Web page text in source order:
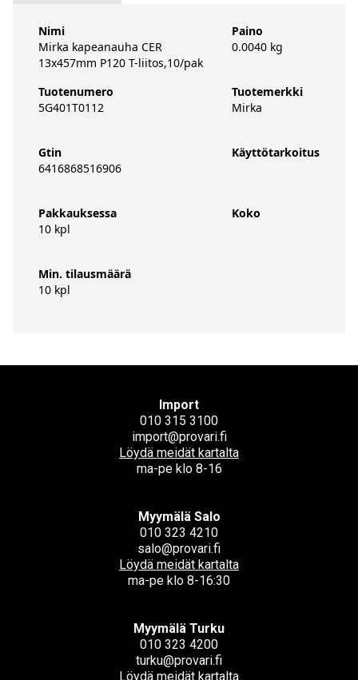
Nimi
Mirka kapeanauha CER
13x457mm P120 T-liitos,10/pak
Tuotenumero
5G401T0112
Gtin
6416868516906
Pakkauksessa
10 kpl
Min. tilausmäärä
10 kpl
Paino
0.0040 kg
Tuotemerkki
Mirka
Käyttötarkoitus
Koko
Import
010 315 3100
import@provari.fi
Löydä meidät kartalta
ma-pe klo 8-16
Myymälä Salo
010 323 4210
salo@provari.fi
Löydä meidät kartalta
ma-pe klo 8-16:30
Myymälä Turku
010 323 4200
turku@provari.fi
Löydä meidät kartalta